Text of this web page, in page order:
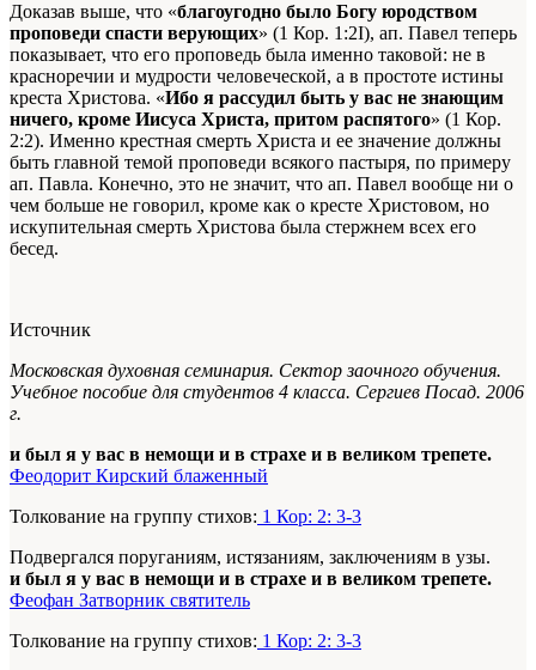
Доказав выше, что «благоугодно было Богу юродством
проповеди спасти верующих» (1 Кор. 1:2I), ап. Павел теперь
показывает, что его проповедь была именно таковой: не в
красноречии и мудрости человеческой, а в простоте истины
креста Христова. «Ибо я рассудил быть у вас не знающим
ничего, кроме Иисуса Христа, притом распятого» (1 Кор.
2:2). Именно крестная смерть Христа и ее значение должны
быть главной темой проповеди всякого пастыря, по примеру
ап. Павла. Конечно, это не значит, что ап. Павел вообще ни о
чем больше не говорил, кроме как о кресте Христовом, но
искупительная смерть Христова была стержнем всех его
бесед.
Источник
Московская духовная семинария. Сектор заочного обучения.
Учебное пособие для студентов 4 класса. Сергиев Посад. 2006
г.
и был я у вас в немощи и в страхе и в великом трепете.
Феодорит Кирский блаженный
Толкование на группу стихов: 1 Кор: 2: 3-3
Подвергался поруганиям, истязаниям, заключениям в узы.
и был я у вас в немощи и в страхе и в великом трепете.
Феофан Затворник святитель
Толкование на группу стихов: 1 Кор: 2: 3-3